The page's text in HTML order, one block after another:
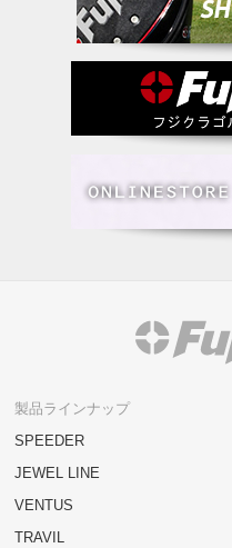
製品ラインナップ
SPEEDER
JEWEL LINE
VENTUS
TRAVIL